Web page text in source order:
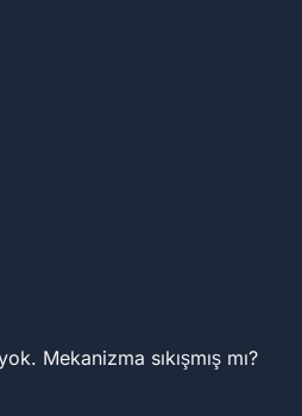
Mekanizma sıkışmış mı?